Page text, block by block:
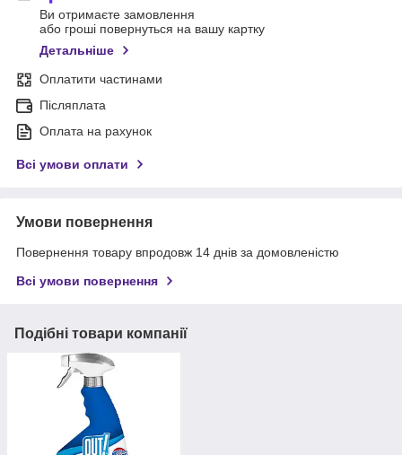
Ви отримаєте замовлення
або гроші повернуться на вашу картку
Детальніше
Оплатити частинами
Післяплата
Оплата на рахунок
Всі умови оплати
Умови повернення
Повернення товару впродовж 14 днів за домовленістю
Всі умови повернення
Подібні товари компанії